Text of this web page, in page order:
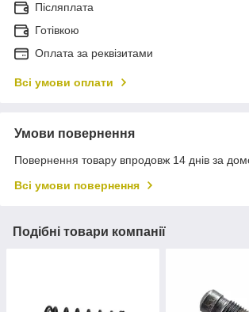
Післяплата
Готівкою
Оплата за реквізитами
Всі умови оплати
Умови повернення
Повернення товару впродовж 14 днів за
Всі умови повернення
Подібні товари компанії